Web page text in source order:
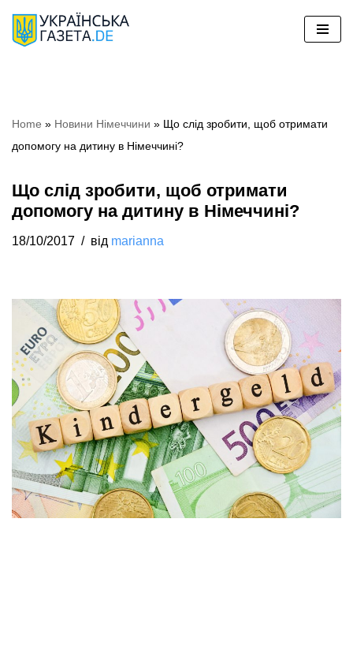
Перейти
Home » Новини Німеччини » Що слід зробити, щоб отримати
допомогу на дитину в Німеччині?
Що слід зробити, щоб отримати
допомогу на дитину в Німеччині?
18/10/2017 від marianna